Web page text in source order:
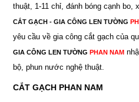
thuật, 1-11 chỉ, đánh bóng cạnh bo,
CẮT GẠCH - GIA CÔNG LEN TƯỜNG
yêu cầu về gia công cắt gạch của
GIA CÔNG LEN TƯỜNG PHAN NAM
bộ, phun nước nghệ thuật.
CẮT GẠCH PHAN NAM